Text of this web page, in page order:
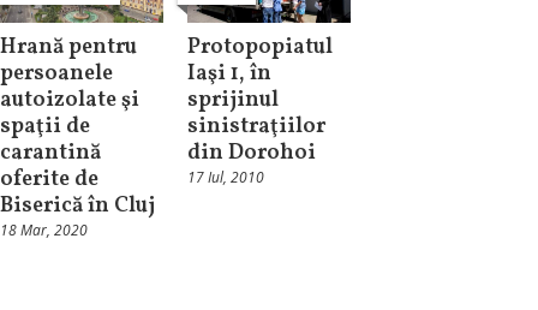
Hrană pentru
persoanele
autoizolate şi
spaţii de
carantină
oferite de
Biserică în Cluj
18 Mar, 2020
Protopopiatul
Iaşi 1, în
sprijinul
sinistraţiilor
din Dorohoi
17 Iul, 2010